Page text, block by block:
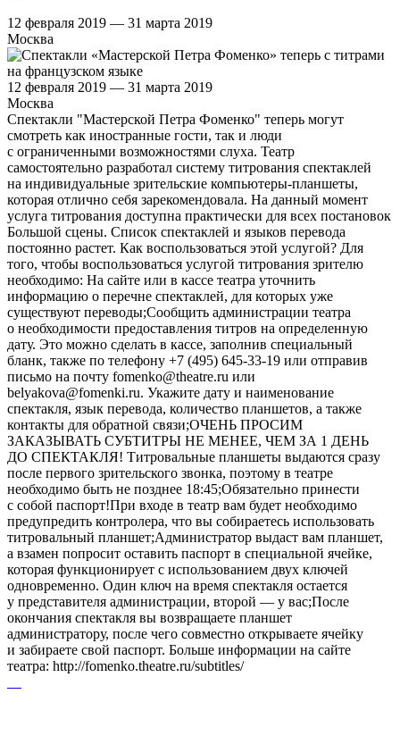
12 февраля 2019 — 31 марта 2019
Москва
12 февраля 2019 — 31 марта 2019
Москва
Спектакли "Мастерской Петра Фоменко" теперь могут
смотреть как иностранные гости, так и люди
с ограниченными возможностями слуха. Театр
самостоятельно разработал систему титрования спектаклей
на индивидуальные зрительские компьютеры-планшеты,
которая отлично себя зарекомендовала. На данный момент
услуга титрования доступна практически для всех постановок
Большой сцены. Список спектаклей и языков перевода
постоянно растет. Как воспользоваться этой услугой? Для
того, чтобы воспользоваться услугой титрования зрителю
необходимо: На сайте или в кассе театра уточнить
информацию о перечне спектаклей, для которых уже
существуют переводы;Сообщить администрации театра
о необходимости предоставления титров на определенную
дату. Это можно сделать в кассе, заполнив специальный
бланк, также по телефону +7 (495) 645-33-19 или отправив
письмо на почту fomenko@theatre.ru или
belyakova@fomenki.ru. Укажите дату и наименование
спектакля, язык перевода, количество планшетов, а также
контакты для обратной связи;ОЧЕНЬ ПРОСИМ
ЗАКАЗЫВАТЬ СУБТИТРЫ НЕ МЕНЕЕ, ЧЕМ ЗА 1 ДЕНЬ
ДО СПЕКТАКЛЯ! Титровальные планшеты выдаются сразу
после первого зрительского звонка, поэтому в театре
необходимо быть не позднее 18:45;Обязательно принести
с собой паспорт!При входе в театр вам будет необходимо
предупредить контролера, что вы собираетесь использовать
титровальный планшет;Администратор выдаст вам планшет,
а взамен попросит оставить паспорт в специальной ячейке,
которая функционирует с использованием двух ключей
одновременно. Один ключ на время спектакля остается
у представителя администрации, второй — у вас;После
окончания спектакля вы возвращаете планшет
администратору, после чего совместно открываете ячейку
и забираете свой паспорт. Больше информации на сайте
театра: http://fomenko.theatre.ru/subtitles/